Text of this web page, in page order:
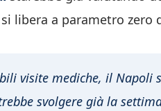
libera a parametro zero
visite mediche, il Napoli
svolgere già la